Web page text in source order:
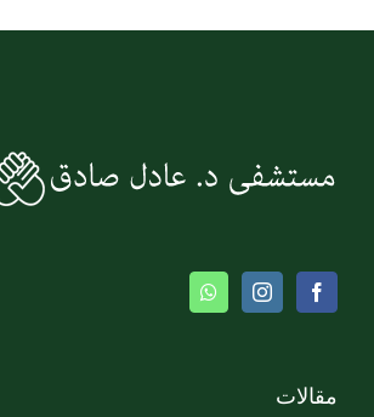
مقالات